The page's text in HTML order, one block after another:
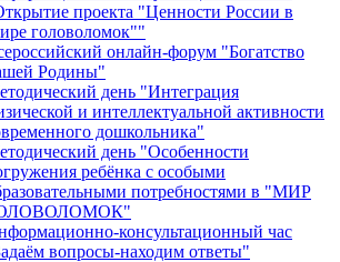
проекта "Ценности России в
головоломок""
онлайн-форум "Богатство
Родины"
день "Интеграция
и интеллектуальной активности
дошкольника"
день "Особенности
ребёнка с особыми
потребностями в "МИР
консультационный час
вопросы-находим ответы"